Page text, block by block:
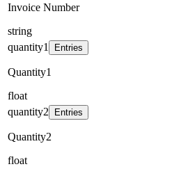
Invoice Number
string
quantity1
Entries
Quantity1
float
quantity2
Entries
Quantity2
float